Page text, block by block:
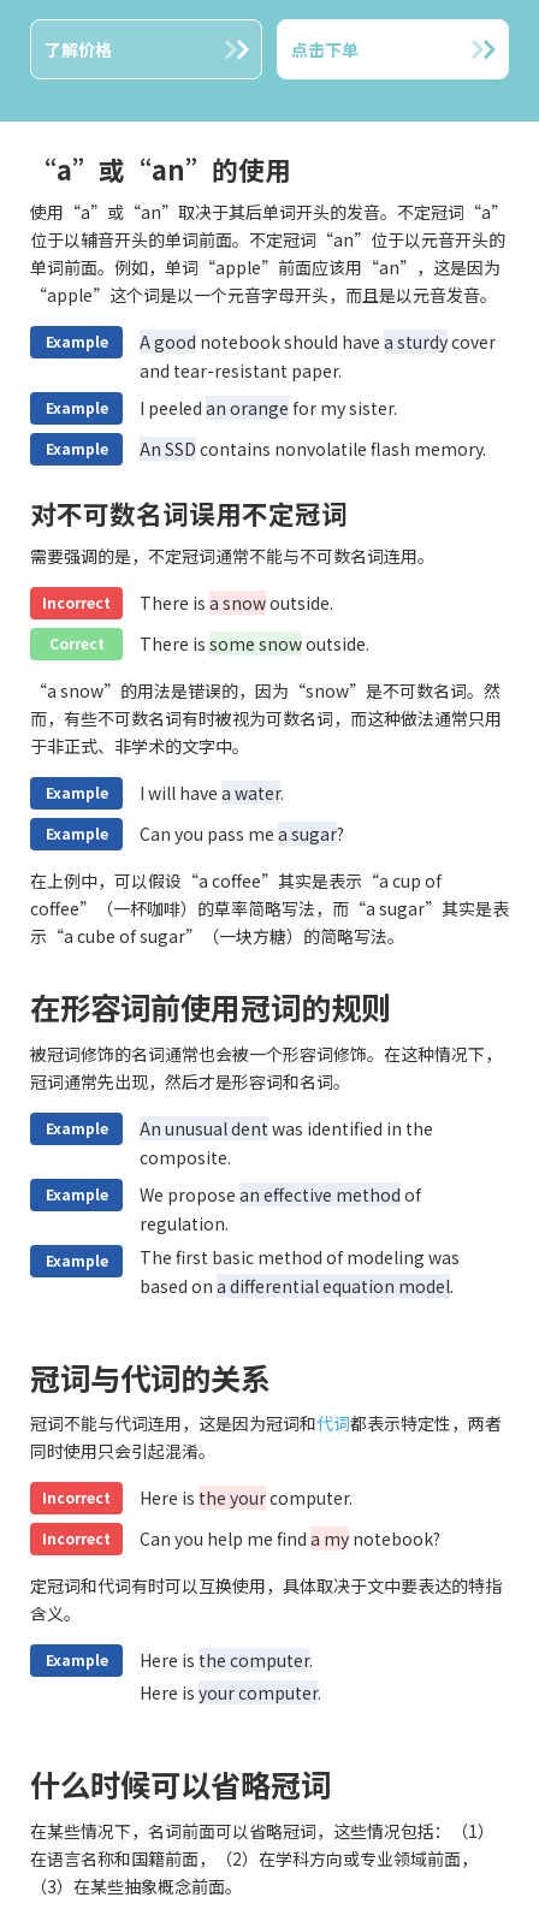
了解价格 点击下单
“a”或“an”的使用
使用“a”或“an”取决于其后单词开头的发音。不定冠词“a”
位于以辅音开头的单词前面。不定冠词“an”位于以元音开头的
单词前面。例如，单词“apple”前面应该用“an”，这是因为
“apple”这个词是以一个元音字母开头，而且是以元音发音。
Example A good notebook should have a sturdycover
and tear-resistant paper.
Example I peeled an orange for my sister.
Example An SSD contains nonvolatile flash memory.
对不可数名词误用不定冠词
需要强调的是，不定冠词通常不能与不可数名词连用。
Incorrect There is a snowoutside.
Correct There is some snowoutside.
“a snow”的用法是错误的，因为“snow”是不可数名词。然
而，有些不可数名词有时被视为可数名词，而这种做法通常只用
于非正式、非学术的文字中。
Example I will have a water.
Example Can you pass me a sugar?
在上例中，可以假设“a coffee”其实是表示“a cup of
coffee”（一杯咖啡）的草率简略写法，而“a sugar”其实是表
示“a cube of sugar”（一块方糖）的简略写法。
在形容词前使用冠词的规则
被冠词修饰的名词通常也会被一个形容词修饰。在这种情况下，
冠词通常先出现，然后才是形容词和名词。
Example An unusual dent was identified in the
composite.
Example We propose an effective method of
regulation.
Example
The first basic method of modeling was
based on a differential equation model.
冠词与代词的关系
冠词不能与代词连用，这是因为冠词和代词都表示特定性，两者
同时使用只会引起混淆。
Incorrect Here is the yourcomputer.
Incorrect Can you help me find a my notebook?
定冠词和代词有时可以互换使用，具体取决于文中要表达的特指
含义。
Example Here is the computer.
Here is your computer.
什么时候可以省略冠词
在某些情况下，名词前面可以省略冠词，这些情况包括：（1）
在语言名称和国籍前面，（2）在学科方向或专业领域前面，
（3）在某些抽象概念前面。